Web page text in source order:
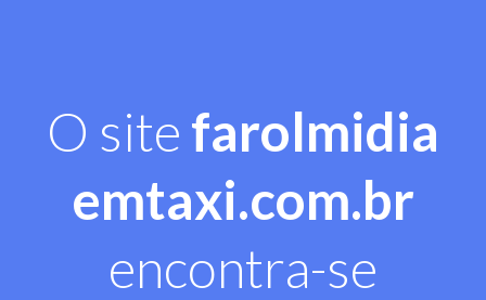
O site farolmidia
emtaxi.com.br
encontra-se